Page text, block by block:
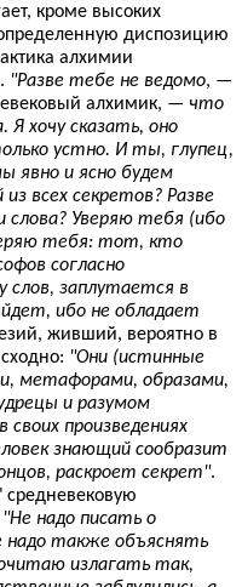
кроме высоких
диспозицию
алхимии
"Разве тебе не ведомо, —
алхимик, — что
Я хочу сказать, оно
устно. И ты, глупец,
явно и ясно будем
всех секретов? Разве
слова? Уверяю тебя (ибо
тебя: тот, кто
согласно
слов, заплутается в
ибо не обладает
живший, вероятно в
"Они (истинные
метафорами, образами,
и разумом
произведениях
знающий сообразит
раскроет секрет".
средневековую
"Не надо писать о
надо также объяснять
излагать так,